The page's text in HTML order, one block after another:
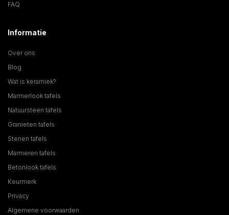
FAQ
Informatie
Over ons
Blog
Wat is keramiek?
Marmerlook tafels
Natuursteen tafels
Granieten tafels
Stenen tafels
Marmeren tafels
Betonlook tafels
Keurmerk
Privacy
Algemene voorwaarden